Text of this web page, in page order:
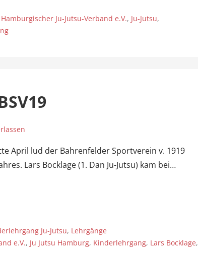
Hamburgischer Ju-Jutsu-Verband e.V., Ju-Jutsu,
April lud der Bahrenfelder Sportverein v. 1919
Lars Bocklage (1. Dan Ju-Jutsu) kam bei…
Ju-Jutsu, Lehrgänge
e.V., Ju Jutsu Hamburg, Kinderlehrgang, Lars Bocklage,